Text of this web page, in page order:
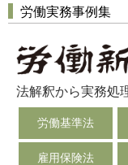
労働実務事例集
法解釈から実務処
労働基準法
雇用保険法